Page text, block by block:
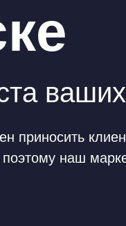
приносить
наш